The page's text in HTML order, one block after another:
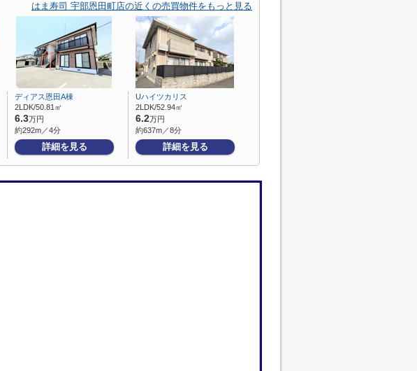
はま寿司 宇部恩田町店の近くの売買物件をもっと見る
ディアス恩田A棟
2LDK/50.81㎡
6.3万円
約292m／4分
詳細を見る
Uハイツカリス
2LDK/52.94㎡
6.2万円
約637m／8分
詳細を見る